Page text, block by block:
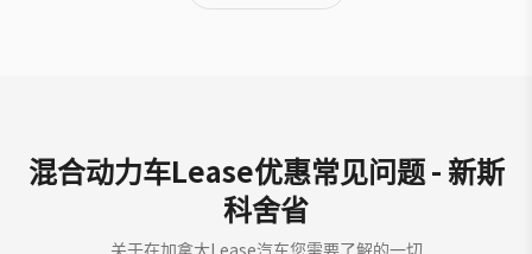
混合动力车Lease优惠常见问题 - 新斯
科舍省
关于在加拿大Lease汽车您需要了解的一切